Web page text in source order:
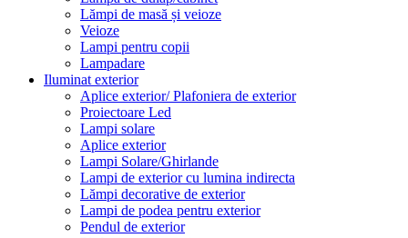
Lămpi de masă și veioze
Veioze
Lampi pentru copii
Lampadare
Iluminat exterior
Aplice exterior/ Plafoniera de exterior
Proiectoare Led
Lampi solare
Aplice exterior
Lampi Solare/Ghirlande
Lampi de exterior cu lumina indirecta
Lămpi decorative de exterior
Lampi de podea pentru exterior
Pendul de exterior